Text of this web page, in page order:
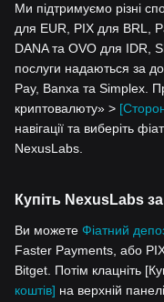
Ми підтримуємо різні
для EUR, PIX для BRL,
DANA та OVO для IDR,
послуги надаються за
Pay, Banxa та Simplex.
криптовалюту» >
навігації та виберіть
NexusLabs.
Купіть NexusLabs
Ви можете Фіатний
Faster Payments, або
Bitget. Потім клацніть
коштів] на верхній